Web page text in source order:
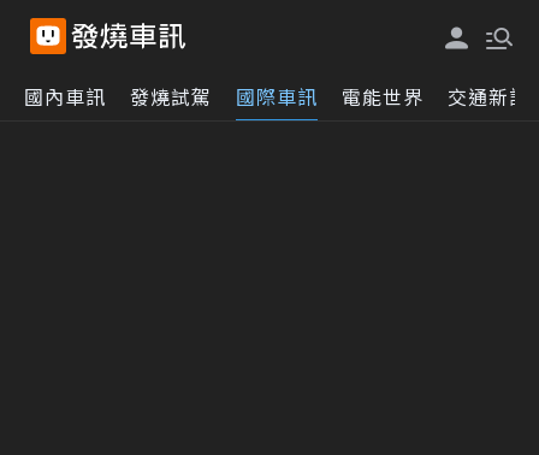
國內車訊 發燒試駕 國際車訊 電能世界 交通新訊